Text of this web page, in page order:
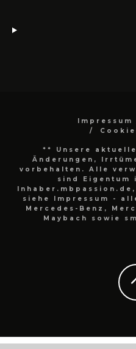
** Unsere
Änderungen,
vorbehalten. Alle
sind Eigentum
siehe Impressum -
Mercedes-Benz,
Maybach sowie